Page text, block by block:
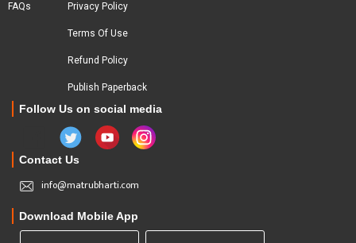
FAQs Privacy Policy
Terms Of Use
Refund Policy
Publish Paperback
Follow Us on social media
Contact Us
info@matrubharti.com
Download Mobile App